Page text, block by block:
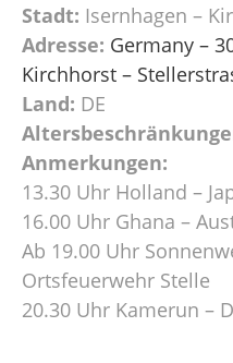
Stadt: Isernhagen –
Adresse: Germany –
Kirchhorst –
Land: DE
Anmerkungen:
13.30 Uhr Holland –
16.00 Uhr Ghana –
Ab 19.00 Uhr
Ortsfeuerwehr Stelle
20.30 Uhr Kamerun –